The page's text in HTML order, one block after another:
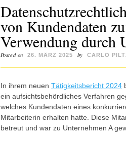
von Kundendaten
Verwendung durch
Posted on 26. MÄRZ 2025 by CARLO
In ihrem neuen Tätigkeitsbericht 2024
ein aufsichtsbehördliches Verfahren
welches Kundendaten eines
Mitarbeiterin erhalten hatte. Diese
betreut und war zu Unternehmen A